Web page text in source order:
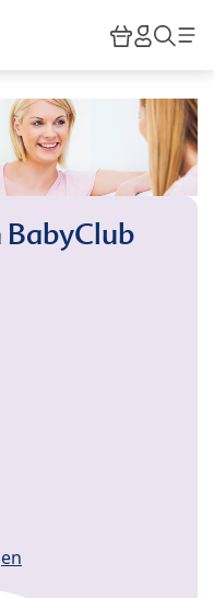
HiPP
BabyClub